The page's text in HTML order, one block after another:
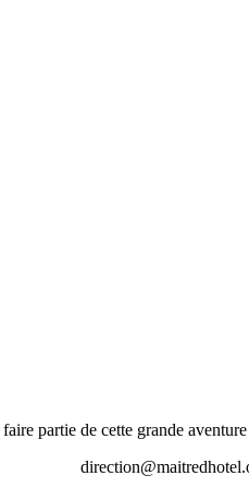
partie de cette grande